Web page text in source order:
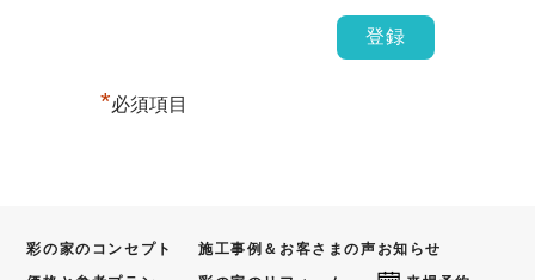
*必須項目
彩の家のコンセプト
施工事例＆お客さまの声 お知らせ